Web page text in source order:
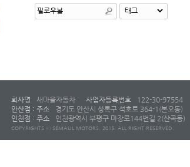
회사명 새마을자동차 사업자등록번호 122-30-97554
안산점 : 주소
경기도 안산시 상록구 석호로 364-1(본오동)
인천점 : 주소
인천광역시 부평구 마장로144번길 2(산곡동)
COPYRIGHTS ⓒ SEMAUL MOTORS. 2015. ALL RIGHT RESERVED.